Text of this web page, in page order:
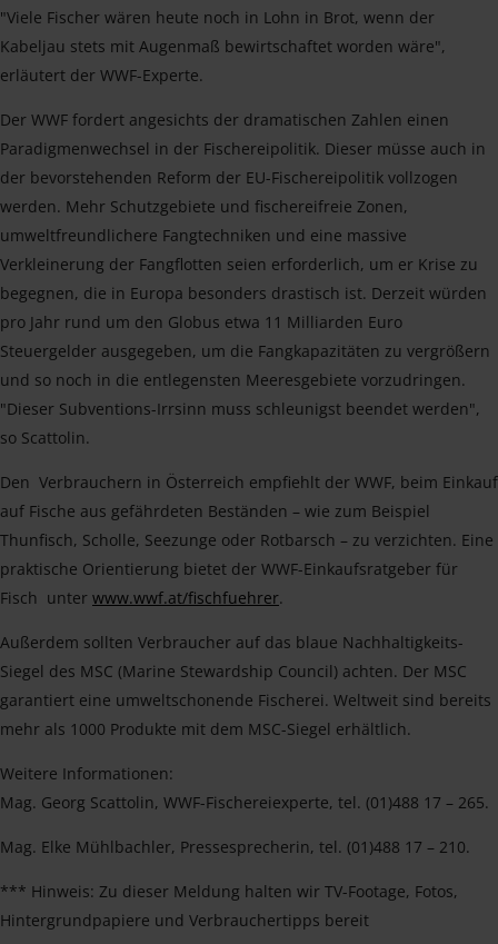
"Viele Fischer wären heute noch in Lohn in Brot, wenn der
Kabeljau stets mit Augenmaß bewirtschaftet worden wäre",
erläutert der WWF-Experte.
Der WWF fordert angesichts der dramatischen Zahlen einen
Paradigmenwechsel in der Fischereipolitik. Dieser müsse auch in
der bevorstehenden Reform der EU-Fischereipolitik vollzogen
werden. Mehr Schutzgebiete und fischereifreie Zonen,
umweltfreundlichere Fangtechniken und eine massive
Verkleinerung der Fangflotten seien erforderlich, um er Krise zu
begegnen, die in Europa besonders drastisch ist. Derzeit würden
pro Jahr rund um den Globus etwa 11 Milliarden Euro
Steuergelder ausgegeben, um die Fangkapazitäten zu vergrößern
und so noch in die entlegensten Meeresgebiete vorzudringen.
"Dieser Subventions-Irrsinn muss schleunigst beendet werden",
so Scattolin.
Den Verbrauchern in Österreich empfiehlt der WWF, beim Einkauf
auf Fische aus gefährdeten Beständen – wie zum Beispiel
Thunfisch, Scholle, Seezunge oder Rotbarsch – zu verzichten. Eine
praktische Orientierung bietet der WWF-Einkaufsratgeber für
Fisch unter www.wwf.at/fischfuehrer.
Außerdem sollten Verbraucher auf das blaue Nachhaltigkeits-
Siegel des MSC (Marine Stewardship Council) achten. Der MSC
garantiert eine umweltschonende Fischerei. Weltweit sind bereits
mehr als 1000 Produkte mit dem MSC-Siegel erhältlich.
Weitere Informationen:
Mag. Georg Scattolin, WWF-Fischereiexperte, tel. (01)488 17 – 265.
Mag. Elke Mühlbachler, Pressesprecherin, tel. (01)488 17 – 210.
*** Hinweis: Zu dieser Meldung halten wir TV-Footage, Fotos,
Hintergrundpapiere und Verbrauchertipps bereit